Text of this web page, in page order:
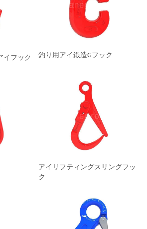
イフック 釣り用アイ鍛造Gフック
アイリフティングスリングフッ
ク